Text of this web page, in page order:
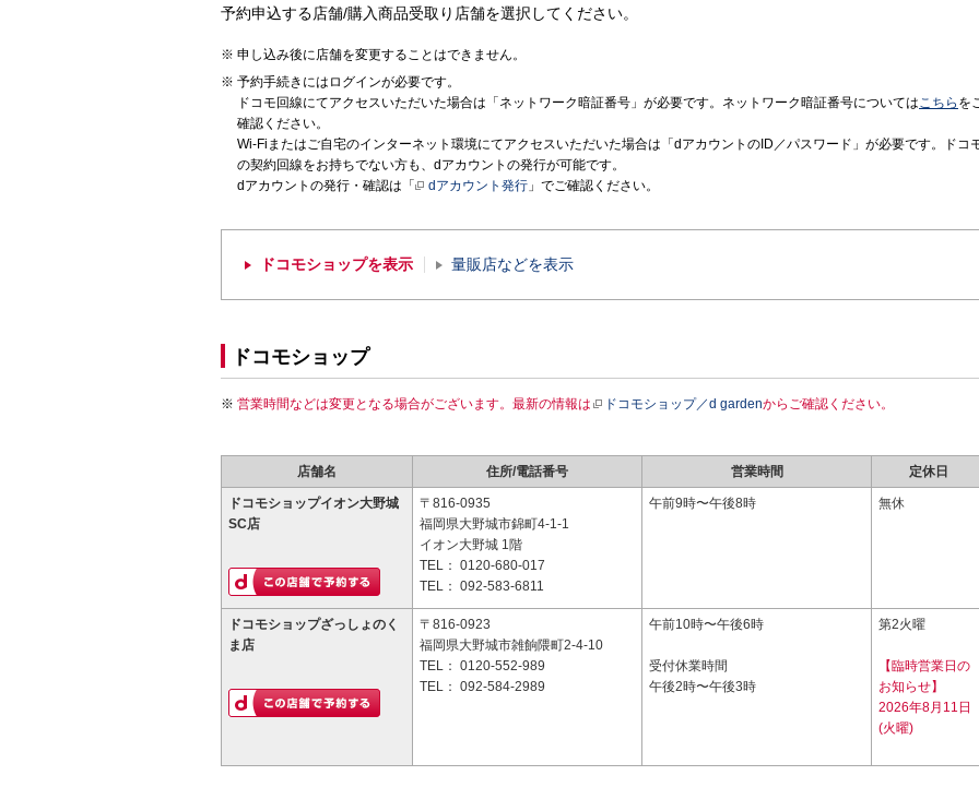
予約申込する店舗/購入商品受取り店舗を選択してください。
申し込み後に店舗を変更することはできません。
予約手続きにはログインが必要です。
ドコモ回線にてアクセスいただいた場合は「ネットワーク暗証番号」が必要です。ネットワーク暗証番号についてはこちら を
確認ください。
Wi-Fiまたはご自宅のインターネット環境にてアクセスいただいた場合は「dアカウントのID／パスワード」が必要です。ドコ
の契約回線をお持ちでない方も、dアカウントの発行が可能です。
dアカウントの発行・確認は「
dアカウント発行 」でご確認ください。
ドコモショップを表示 量販店などを表示
ドコモショップ
営業時間などは変更となる場合がございます。最新の情報は ドコモショップ／d gardenからご確認ください。
店舗名 住所/電話番号 営業時間 定休日
ドコモショップイオン大野城
SC店
〒816-0935
福岡県大野城市錦町4-1-1
イオン大野城 1階
TEL： 0120-680-017
TEL： 092-583-6811
午前9時〜午後8時 無休
ドコモショップざっしょのく
ま店
〒816-0923
福岡県大野城市雑餉隈町2-4-10
TEL： 0120-552-989
TEL： 092-584-2989
午前10時〜午後6時
受付休業時間
午後2時〜午後3時
第2火曜
【臨時営業日の
お知らせ】
2026年8月11日
(火曜)